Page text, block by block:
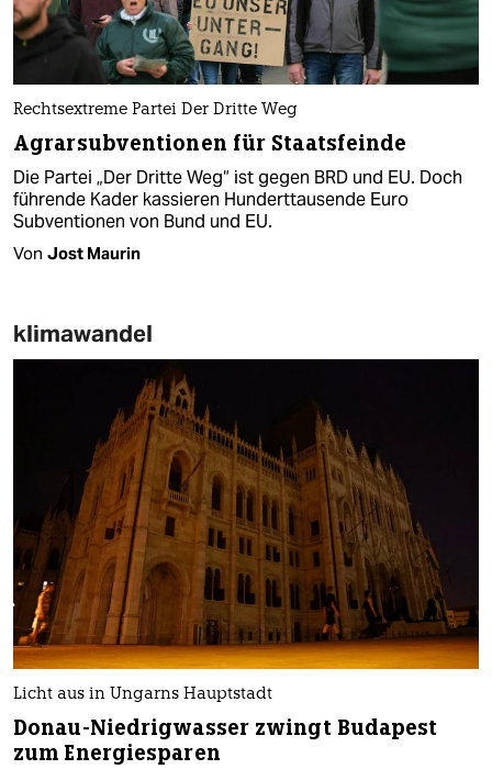
Rechtsextreme Partei Der Dritte Weg
Agrarsubventionen für Staatsfeinde
Die Partei „Der Dritte Weg“ ist gegen BRD und EU. Doch
führende Kader kassieren Hunderttausende Euro
Subventionen von Bund und EU.
Von Jost Maurin
klimawandel
Licht aus in Ungarns Hauptstadt
Donau-Niedrigwasser zwingt Budapest
zum Energiesparen